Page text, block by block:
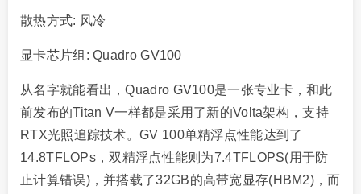
散热方式: 风冷
显卡芯片组: Quadro GV100
从名字就能看出，Quadro GV100是一张专业卡，和此
前发布的Titan V一样都是采用了新的Volta架构，支持
RTX光照追踪技术。GV 100单精浮点性能达到了
14.8TFLOPs，双精浮点性能则为7.4TFLOPS(用于防
止计算错误)，并搭载了32GB的高带宽显存(HBM2)，而